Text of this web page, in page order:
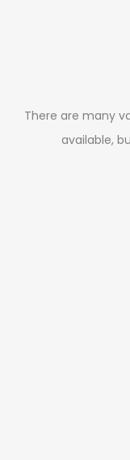
There are many
available,